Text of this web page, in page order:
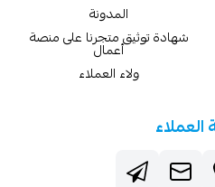
المدونة
شهادة توثيق متجرنا على منصة
أعمال
ولاء العملاء